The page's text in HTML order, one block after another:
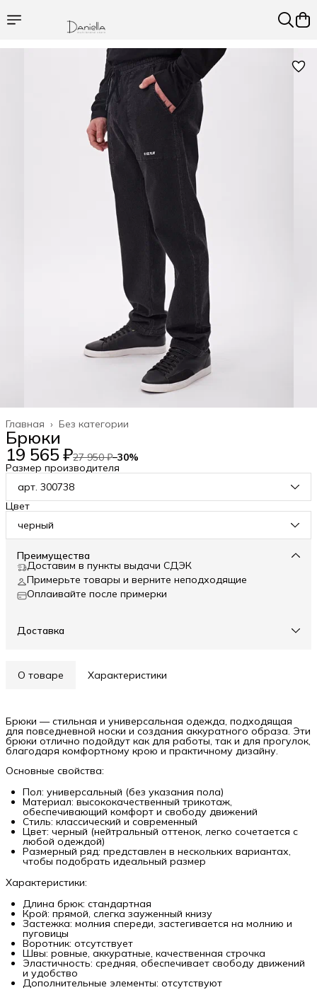
Без категории
Главная ›
Брюки
19 565 ₽27 950 ₽−30%
Размер производителя
арт. 300738
Цвет
черный
Преимущества
Доставим в пункты выдачи СДЭК
Примерьте товары и верните неподходящие
Оплаивайте после примерки
Доставка
О товаре Характеристики
Брюки — стильная и универсальная одежда, подходящая
для повседневной носки и создания аккуратного образа. Эти
брюки отлично подойдут как для работы, так и для прогулок,
благодаря комфортному крою и практичному дизайну.
Основные свойства:
Пол: универсальный (без указания пола)
Материал: высококачественный трикотаж,
обеспечивающий комфорт и свободу движений
Стиль: классический и современный
Цвет: черный (нейтральный оттенок, легко сочетается с
любой одеждой)
Размерный ряд: представлен в нескольких вариантах,
чтобы подобрать идеальный размер
Характеристики:
Длина брюк: стандартная
Крой: прямой, слегка зауженный книзу
Застежка: молния спереди, застегивается на молнию и
пуговицы
Воротник: отсутствует
Швы: ровные, аккуратные, качественная строчка
Эластичность: средняя, обеспечивает свободу движений
и удобство
Дополнительные элементы: отсутствуют